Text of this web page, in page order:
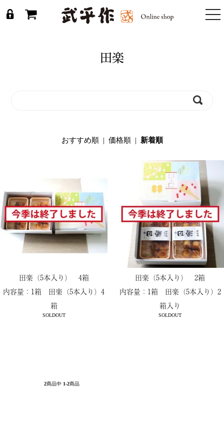
田楽
おすすめ順| 価格順| 新着順
田楽（5本入り） 4箱
内容量：1箱 田楽（5本入り）4
箱
SOLDOUT
田楽（5本入り） 2箱
内容量：1箱 田楽（5本入り）2
箱入り
SOLDOUT
2商品中 1-2商品